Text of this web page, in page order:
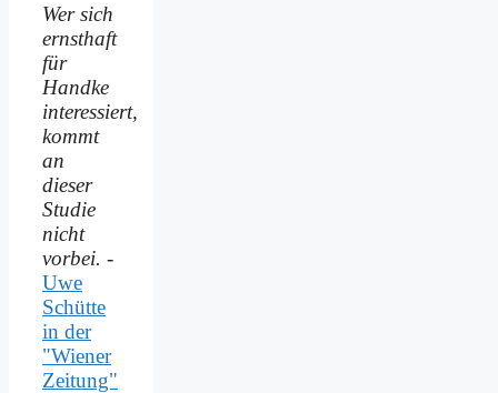
Wer sich
ernsthaft
für
Handke
interessiert,
kommt
an
dieser
Studie
nicht
vorbei. -
Uwe
Schütte
in der
"Wiener
Zeitung"